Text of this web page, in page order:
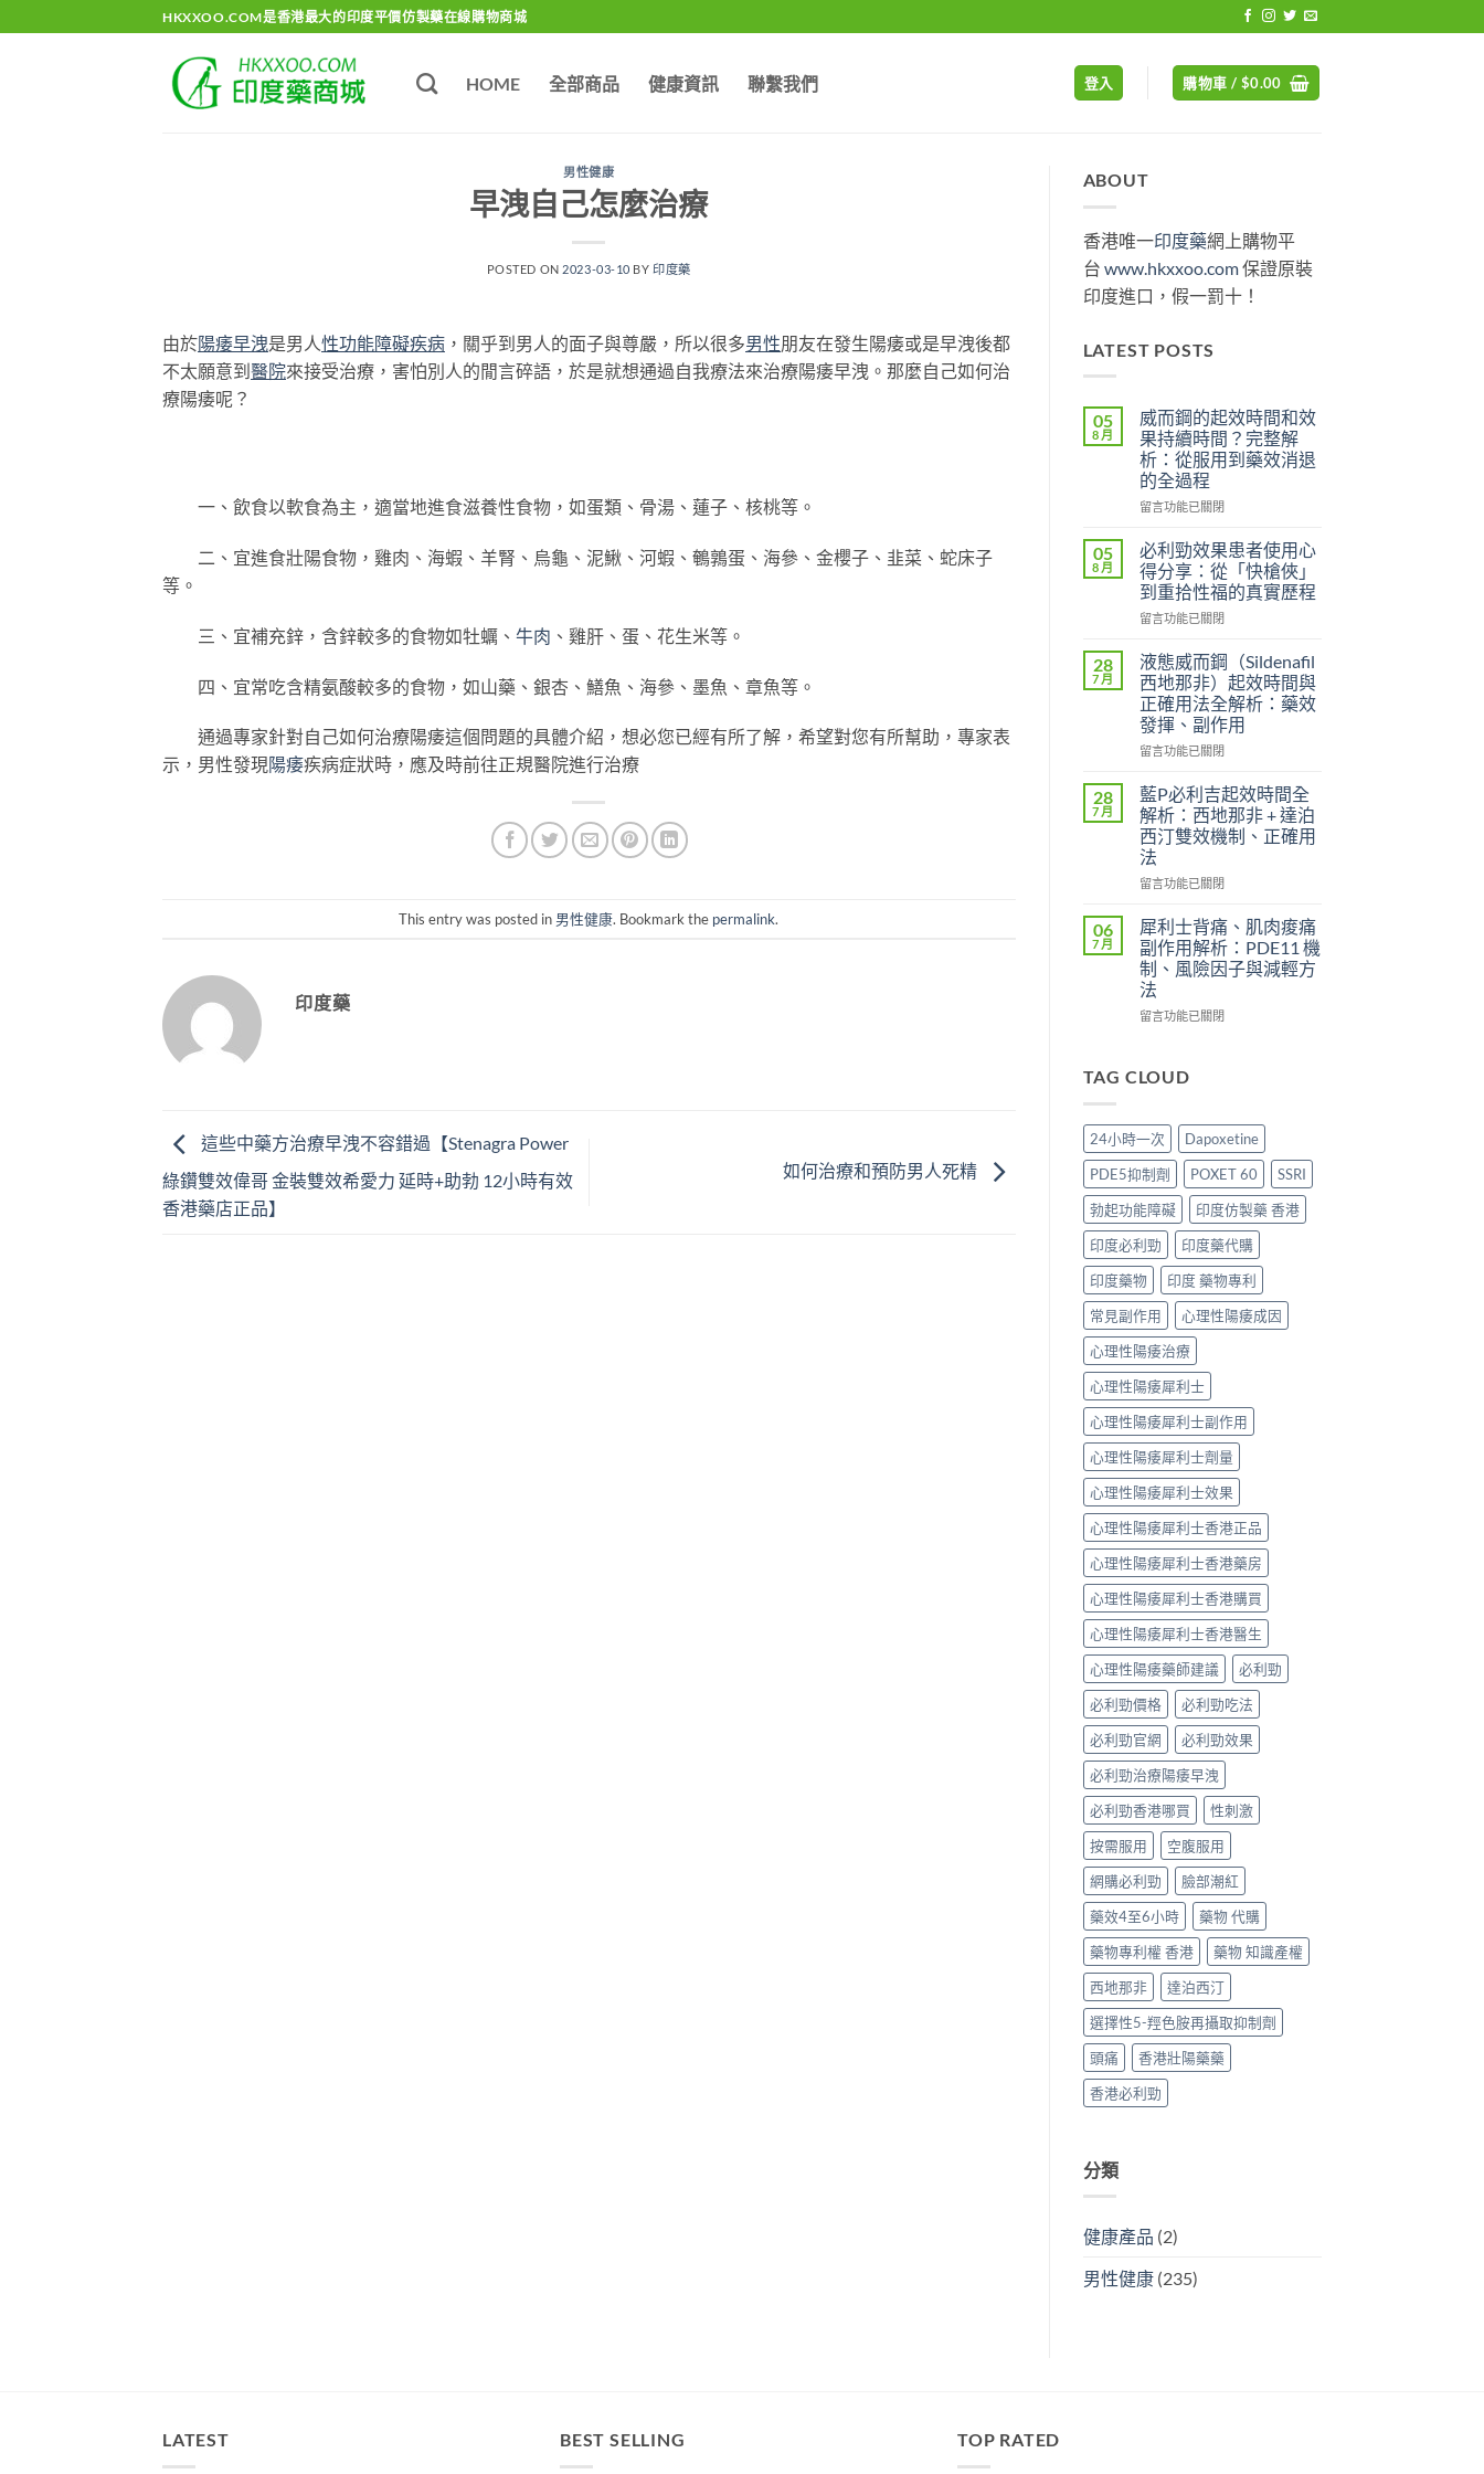
to
HKXXOO.COM是香港最大的印度平價仿製藥在線購物商城
HOME 全部商品 健康資訊 聯繫我們 登入 購物車 / $0.00
男性健康
早洩自己怎麼治療
POSTED ON 2023-03-10 BY 印度藥
由於陽痿早洩是男人性功能障礙疾病 ，關乎到男人的面子與尊嚴，所以很多男性朋友在發生陽痿或是早洩後都
不太願意到醫院來接受治療，害怕別人的閒言碎語，於是就想通過自我療法來治療陽痿早洩。那麼自己如何治
療陽痿呢？
一、飲食以軟食為主，適當地進食滋養性食物，如蛋類、骨湯、蓮子、核桃等。
二、宜進食壯陽食物，雞肉、海蝦、羊腎、烏龜、泥鰍、河蝦、鵪鶉蛋、海參、金櫻子、韭菜、蛇床子
等。
三、宜補充鋅，含鋅較多的食物如牡蠣、 牛肉 、雞肝、蛋、花生米等。
四、宜常吃含精氨酸較多的食物，如山藥、銀杏、鱔魚、海參、墨魚、章魚等。
通過專家針對自己如何治療陽痿這個問題的具體介紹，想必您已經有所了解，希望對您有所幫助，專家表
示，男性發現陽痿疾病症狀時，應及時前往正規醫院進行治療
This entry was posted in 男性健康. Bookmark the permalink.
印度藥
這些中藥方治療早洩不容錯過【Stenagra Power
綠鑽雙效偉哥 金裝雙效希愛力 延時+助勃 12小時有效
香港藥店正品】
如何治療和預防男人死精
ABOUT
香港唯一印度藥網上購物平
台 www.hkxxoo.com保證原裝
印度進口，假一罰十！
LATEST POSTS
05
8 月
威而鋼的起效時間和效
果持續時間？完整解
析：從服用到藥效消退
的全過程
在
而
鋼
的
起
效
間
和
效
果
持
續
間？
完
整
解
析：
從
用
到
藥
效
消
退
過
程〉
留言功能已關閉
05
8 月
必利勁效果患者使用心
得分享：從「快槍俠」
到重拾性福的真實歷程
在
利
勁
效
果
患
者
用
心
得
分
享：
從
槍
俠」
到
重
拾
性
實
程〉
中
留言功能已關閉
28
7 月
液態威而鋼（Sildenafil
西地那非）起效時間與
正確用法全解析：藥效
發揮、副作用
在
態
威
而
鋼
（Sildenafil
西
那
非）
起
效
時
間
確
用
全
解
析：
藥
效
發
揮、
副
作
用〉
中
留言功能已關閉
28
7 月
藍P必利吉起效時間全
解析：西地那非 + 達泊
西汀雙效機制、正確用
法
在
P
必
利
吉
起
效
全
西
那
非
+
達
泊
西
汀
雙
效
機
制、
正
確
用
法〉
中
留言功能已關閉
06
7 月
犀利士背痛、肌肉痠痛
副作用解析：PDE11 機
制、風險因子與減輕方
法
在
士
肌
痠
痛
副
作
用
解
析：
PDE11
機
制、
風
險
因
子
與
減
輕
方
法〉
中
留言功能已關閉
TAG CLOUD
24小時一次
Dapoxetine
PDE5抑制劑
POXET 60
SSRI
勃起功能障礙
印度仿製藥 香港
印度必利勁
印度藥代購
印度藥物
印度 藥物專利
常見副作用
心理性陽痿成因
心理性陽痿治療
心理性陽痿犀利士
心理性陽痿犀利士副作用
心理性陽痿犀利士劑量
心理性陽痿犀利士效果
心理性陽痿犀利士香港正品
心理性陽痿犀利士香港藥房
心理性陽痿犀利士香港購買
心理性陽痿犀利士香港醫生
心理性陽痿藥師建議
必利勁
必利勁價格
必利勁吃法
必利勁官網
必利勁效果
必利勁治療陽痿早洩
必利勁香港哪買
性刺激
按需服用
空腹服用
網購必利勁
臉部潮紅
藥效4至6小時
藥物 代購
藥物專利權 香港
藥物 知識產權
西地那非
達泊西汀
選擇性5-羥色胺再攝取抑制劑
頭痛
香港壯陽藥藥
香港必利勁
分類
健康產品 (2)
男性健康(235)
LATEST BEST SELLING TOP RATED